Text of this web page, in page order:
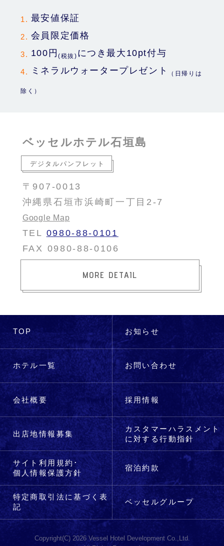
最安値保証
会員限定価格
100円 (税抜) につき最大10pt付与
ミネラルウォータープレゼント
（日帰りは
除く）
ベッセルホテル石垣島
デジタルパンフレット
〒907-0013
沖縄県石垣市浜崎町一丁目2-7
Google Map
TEL 0980-88-0101
FAX 0980-88-0106
MORE DETAIL
TOP お知らせ
ホテル一覧 お問い合わせ
会社概要 採用情報
出店地情報募集
カスタマーハラスメント
に対する行動指針
サイト利用規約･
個人情報保護方針
宿泊約款
特定商取引法に基づく表
記
ベッセルグループ
Copyright(C) 2026 Vessel Hotel Development Co.,Ltd.